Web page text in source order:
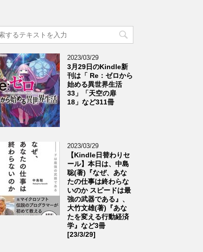
2023/03/29
3月29日のKindle新
刊は「 Re：ゼロから
始める異世界生活
33」「天空の扉
18」など311冊
2023/03/29
【Kindle日替わりセ
ール】本日は、中島
聡(著)『なぜ、あな
たの仕事は終わらな
いのか スピードは最
強の武器である』、
大竹文雄(著)『あな
たを変える行動経済
学』など3冊
[23/3/29]